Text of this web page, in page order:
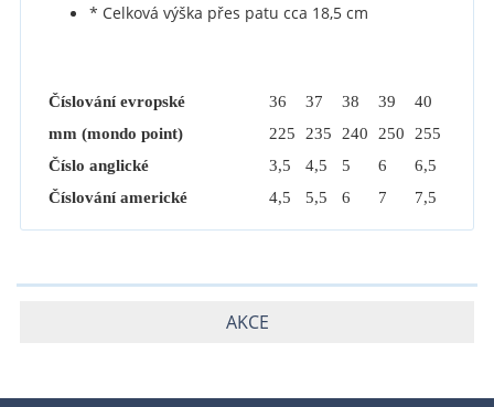
* Celková výška přes patu cca 18,5 cm
Číslování evropské 36 37 38 39
40
mm (mondo point)
225 235 240 250
255
Číslo anglické
3,5 4,5 5 6
6,5
Číslování americké
4,5 5,5 6 7 7,5
AKCE